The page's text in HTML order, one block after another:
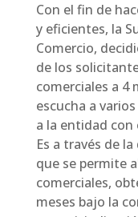
Con el fin de
y eficientes, la
Comercio,
de los
comerciales a 4
escucha a
a la entidad con
Es a través de
que se permite
comerciales,
meses bajo la